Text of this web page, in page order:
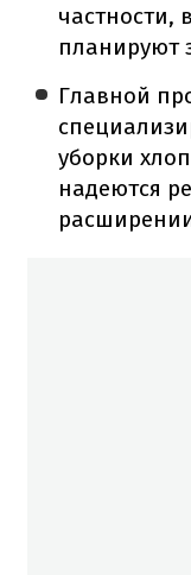
частности,
планируют
Главной
уборки
надеются